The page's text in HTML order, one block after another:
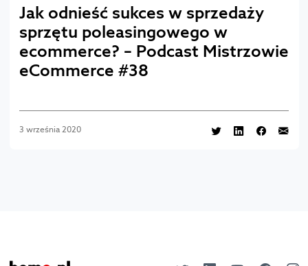
Jak odnieść sukces w sprzedaży
sprzętu poleasingowego w
ecommerce? – Podcast Mistrzowie
eCommerce #38
3 września 2020